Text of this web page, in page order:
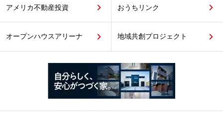
アメリカ不動産投資 おうちリンク
オープンハウスアリーナ 地域共創プロジェクト